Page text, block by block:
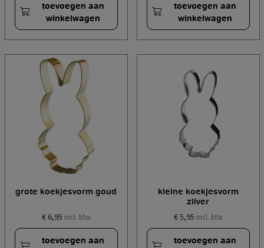
toevoegen aan
winkelwagen
toevoegen aan
winkelwagen
grote koekjesvorm goud
€ 6,95 incl. btw
toevoegen aan
kleine koekjesvorm
zilver
€ 5,95 incl. btw
toevoegen aan